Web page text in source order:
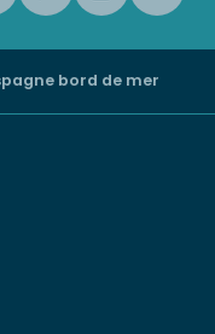
bord de mer